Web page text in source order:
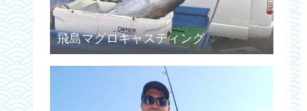
飛島マグロキャスティング